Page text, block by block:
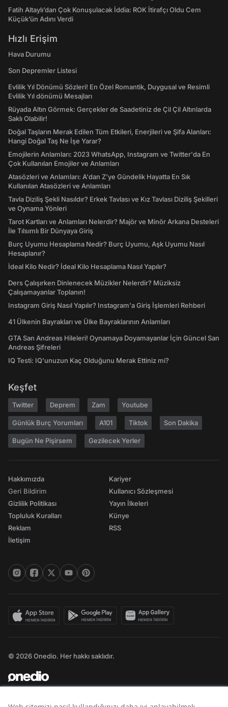
Fatih Altaylı’dan Çok Konuşulacak İddia: ROK İtirafçı Oldu Cem
Küçük’ün Adını Verdi
Hızlı Erişim
Hava Durumu
Son Depremler Listesi
Evlilik Yıl Dönümü Sözleri! En Özel Romantik, Duygusal ve Resimli
Evlilik Yıl dönümü Mesajları
Rüyada Altın Görmek: Gerçekler de Saadetiniz de Çil Çil Altınlarda
Saklı Olabilir!
Doğal Taşların Merak Edilen Tüm Etkileri, Enerjileri ve Şifa Alanları:
Hangi Doğal Taş Ne İşe Yarar?
Emojilerin Anlamları: 2023 WhatsApp, Instagram ve Twitter'da En
Çok Kullanılan Emojiler ve Anlamları
Atasözleri ve Anlamları: A'dan Z'ye Gündelik Hayatta En Sık
Kullanılan Atasözleri ve Anlamları
Tavla Diziliş Şekli Nasıldır? Erkek Tavlası ve Kız Tavlası Diziliş Şekilleri
ve Oynama Yönleri
Tarot Kartları ve Anlamları Nelerdir? Majör ve Minör Arkana Desteleri
İle Tılsımlı Bir Dünyaya Giriş
Burç Uyumu Hesaplama Nedir? Burç Uyumu, Aşk Uyumu Nasıl
Hesaplanır?
İdeal Kilo Nedir? İdeal Kilo Hesaplama Nasıl Yapılır?
Ders Çalışırken Dinlenecek Müzikler Nelerdir? Müziksiz
Çalışamayanlar Toplanın!
Instagram Giriş Nasıl Yapılır? Instagram'a Giriş İşlemleri Rehberi
41 Ülkenin Bayrakları ve Ülke Bayraklarının Anlamları
GTA San Andreas Hileleri! Oynamaya Doyamayanlar İçin Güncel San
Andreas Şifreleri
IQ Testi: IQ'unuzun Kaç Olduğunu Merak Ettiniz mi?
Keşfet
Twitter Deprem Zam Youtube
Günlük Burç Yorumları A101 Tiktok Son Dakika
Bugün Ne Pişirsem Gezilecek Yerler
Hakkımızda
Geri Bildirim
Gizlilik Politikası
Topluluk Kuralları
Reklam
İletişim
Kariyer
Kullanıcı Sözleşmesi
Yayın İlkeleri
Künye
RSS
© 2026 Onedio. Her hakkı saklıdır.